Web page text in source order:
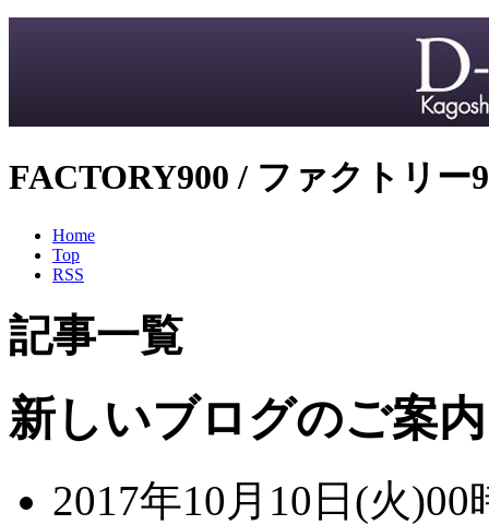
FACTORY900 / ファクトリー
Home
Top
RSS
記事一覧
新しいブログのご案内
2017年10月10日(火)00